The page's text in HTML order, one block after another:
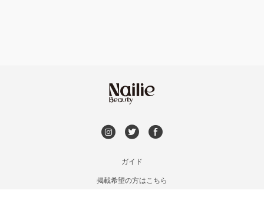
ガイド
掲載希望の方はこちら